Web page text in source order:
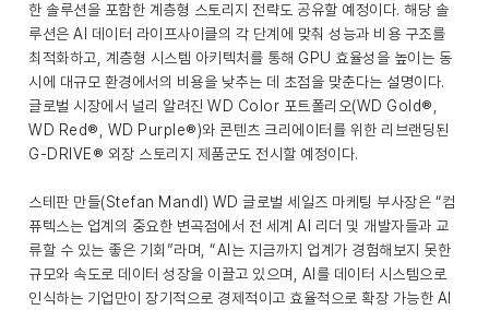
한 솔루션을 포함한 계층형 스토리지 전략도 공유할 예정이다. 해당 솔
루션은 AI 데이터 라이프사이클의 각 단계에 맞춰 성능과 비용 구조를
최적화하고, 계층형 시스템 아키텍처를 통해 GPU 효율성을 높이는 동
시에 대규모 환경에서의 비용을 낮추는 데 초점을 맞춘다는 설명이다.
글로벌 시장에서 널리 알려진 WD Color 포트폴리오(WD Gold®,
WD Red®, WD Purple®)와 콘텐츠 크리에이터를 위한 리브랜딩된
G-DRIVE® 외장 스토리지 제품군도 전시할 예정이다.
스테판 만들(Stefan Mandl) WD 글로벌 세일즈 마케팅 부사장은 “컴
퓨텍스는 업계의 중요한 변곡점에서 전 세계 AI 리더 및 개발자들과 교
류할 수 있는 좋은 기회”라며, “AI는 지금까지 업계가 경험해보지 못한
규모와 속도로 데이터 성장을 이끌고 있으며, AI를 데이터 시스템으로
인식하는 기업만이 장기적으로 경제적이고 효율적으로 확장 가능한 AI